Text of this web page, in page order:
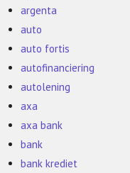
argenta
auto
auto fortis
autofinanciering
autolening
axa
axa bank
bank
bank krediet